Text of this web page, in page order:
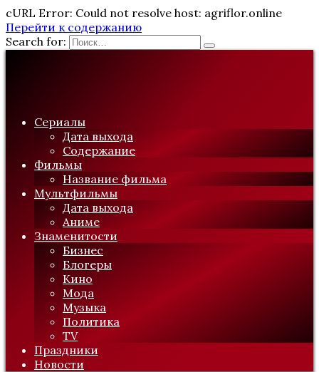
cURL Error: Could not resolve host: agriflor.online
Перейти к содержанию
Search for:
Сериалы
Дата выхода
Содержание
Фильмы
Название фильма
Мультфильмы
Дата выхода
Аниме
Знаменитости
Бизнес
Блогеры
Кино
Мода
Музыка
Политика
TV
Праздники
Новости